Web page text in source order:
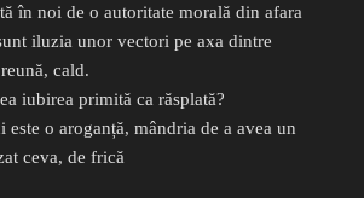
în noi de o autoritate morală din afara
iluzia unor vectori pe axa dintre
cald.
iubirea primită ca răsplată?
este o aroganță, mândria de a avea un
ceva, de frică